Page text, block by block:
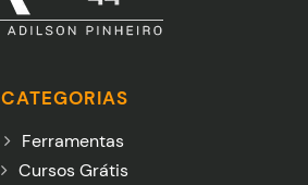
CATEGORIAS
Ferramentas
Cursos Grátis